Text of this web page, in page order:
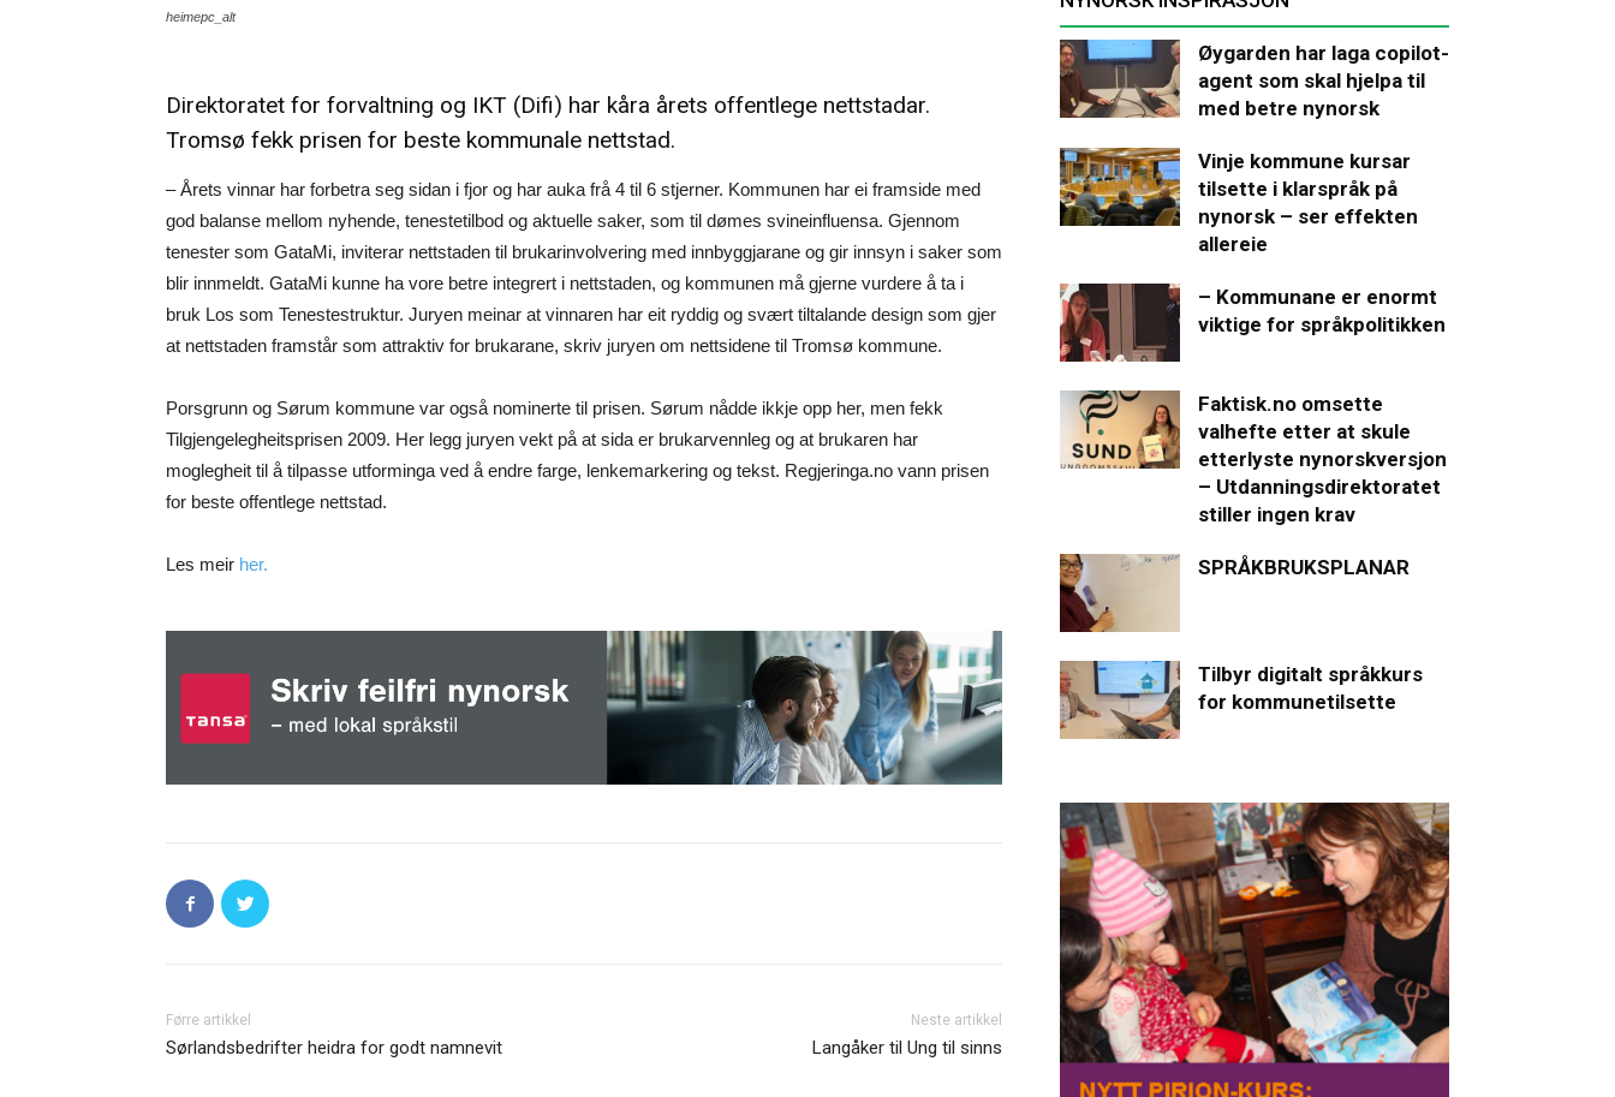
heimepc_alt
Direktoratet for forvaltning og IKT (Difi) har kåra årets offentlege nettstadar.
Tromsø fekk prisen for beste kommunale nettstad.
– Årets vinnar har forbetra seg sidan i fjor og har auka frå 4 til 6 stjerner. Kommunen har ei framside med
god balanse mellom nyhende, tenestetilbod og aktuelle saker, som til dømes svineinfluensa. Gjennom
tenester som GataMi, inviterar nettstaden til brukarinvolvering med innbyggjarane og gir innsyn i saker som
blir innmeldt. GataMi kunne ha vore betre integrert i nettstaden, og kommunen må gjerne vurdere å ta i
bruk Los som Tenestestruktur. Juryen meinar at vinnaren har eit ryddig og svært tiltalande design som gjer
at nettstaden framstår som attraktiv for brukarane, skriv juryen om nettsidene til Tromsø kommune.
Porsgrunn og Sørum kommune var også nominerte til prisen. Sørum nådde ikkje opp her, men fekk
Tilgjengelegheitsprisen 2009. Her legg juryen vekt på at sida er brukarvennleg og at brukaren har
moglegheit til å tilpasse utforminga ved å endre farge, lenkemarkering og tekst. Regjeringa.no vann prisen
for beste offentlege nettstad.
Les meir her.
Førre artikkel
Sørlandsbedrifter heidra for godt namnevit
Neste artikkel
Langåker til Ung til sinns
Øygarden har laga copilot-
agent som skal hjelpa til
med betre nynorsk
Vinje kommune kursar
tilsette i klarspråk på
nynorsk – ser effekten
allereie
– Kommunane er enormt
viktige for språkpolitikken
Faktisk.no omsette
valhefte etter at skule
etterlyste nynorskversjon
– Utdanningsdirektoratet
stiller ingen krav
SPRÅKBRUKSPLANAR
Tilbyr digitalt språkkurs
for kommunetilsette